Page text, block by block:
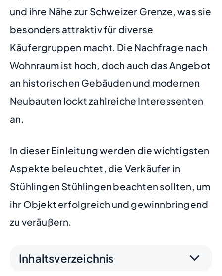
und ihre Nähe zur Schweizer Grenze, was sie
besonders attraktiv für diverse
Käufergruppen macht. Die Nachfrage nach
Wohnraum ist hoch, doch auch das Angebot
an historischen Gebäuden und modernen
Neubauten lockt zahlreiche Interessenten
an.
In dieser Einleitung werden die wichtigsten
Aspekte beleuchtet, die Verkäufer in
Stühlingen Stühlingen beachten sollten, um
ihr Objekt erfolgreich und gewinnbringend
zu veräußern.
Inhaltsverzeichnis